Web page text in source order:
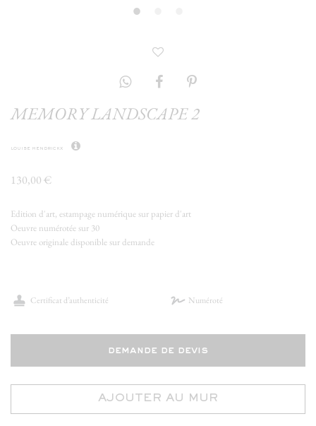
MEMORY LANDSCAPE 2
louise hendrickx
130,00 €
Edition d'art, estampage numérique sur papier d'art
Oeuvre numérotée sur 30
Oeuvre originale disponible sur demande
Certificat d’authenticité Numéroté
demande de devis
AJOUTER AU MUR